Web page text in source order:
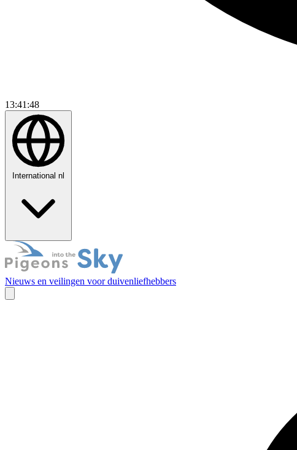
13:41:49
International nl
Nieuws en veilingen voor duivenliefhebbers